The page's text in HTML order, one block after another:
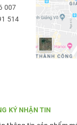
007
514
KÝ NHẬN TIN